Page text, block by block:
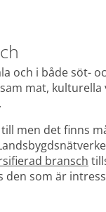
och i både söt-
mat, kulturella
men det finns
bransch
som är